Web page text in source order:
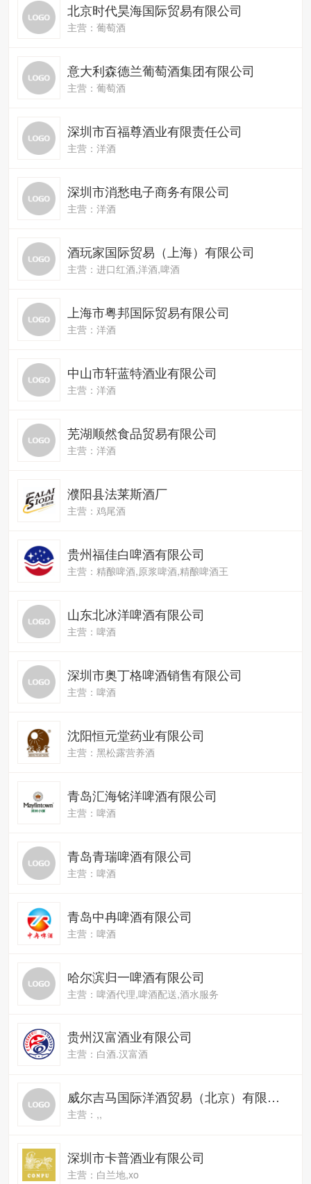
北京时代昊海国际贸易有限公司
主营：葡萄酒
意大利森德兰葡萄酒集团有限公司
主营：葡萄酒
深圳市百福尊酒业有限责任公司
主营：洋酒
深圳市消愁电子商务有限公司
主营：洋酒
酒玩家国际贸易（上海）有限公司
主营：进口红酒,洋酒,啤酒
上海市粤邦国际贸易有限公司
主营：洋酒
中山市轩蓝特酒业有限公司
主营：洋酒
芜湖顺然食品贸易有限公司
主营：洋酒
濮阳县法莱斯酒厂
主营：鸡尾酒
贵州福佳白啤酒有限公司
主营：精酿啤酒,原浆啤酒,精酿啤酒王
山东北冰洋啤酒有限公司
主营：啤酒
深圳市奥丁格啤酒销售有限公司
主营：啤酒
沈阳恒元堂药业有限公司
主营：黑松露营养酒
青岛汇海铭洋啤酒有限公司
主营：啤酒
青岛青瑞啤酒有限公司
主营：啤酒
青岛中冉啤酒有限公司
主营：啤酒
哈尔滨归一啤酒有限公司
主营：啤酒代理,啤酒配送,酒水服务
贵州汉富酒业有限公司
主营：白酒.汉富酒
威尔吉马国际洋酒贸易（北京）有限公司
主营：,,
深圳市卡普酒业有限公司
主营：白兰地,xo